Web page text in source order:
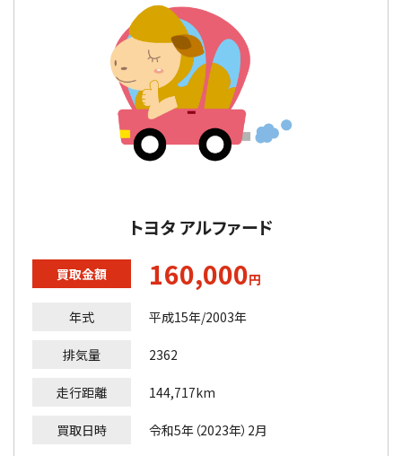
トヨタ アルファード
買取金額 160,000円
年式 平成15年/2003年
排気量 2362
走行距離 144,717km
買取日時 令和5年（2023年）2月